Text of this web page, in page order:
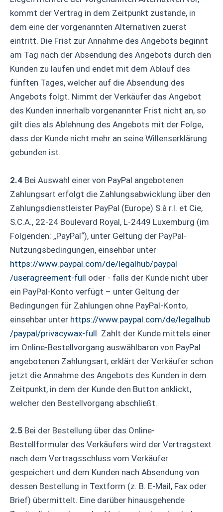
kommt der Vertrag in dem Zeitpunkt zustande, in
dem eine der vorgenannten Alternativen zuerst
eintritt. Die Frist zur Annahme des Angebots beginnt
am Tag nach der Absendung des Angebots durch den
Kunden zu laufen und endet mit dem Ablauf des
fünften Tages, welcher auf die Absendung des
Angebots folgt. Nimmt der Verkäufer das Angebot
des Kunden innerhalb vorgenannter Frist nicht an, so
gilt dies als Ablehnung des Angebots mit der Folge,
dass der Kunde nicht mehr an seine Willenserklärung
gebunden ist.
2.4 Bei Auswahl einer von PayPal angebotenen
Zahlungsart erfolgt die Zahlungsabwicklung über den
Zahlungsdienstleister PayPal (Europe) S.à r.l. et Cie,
S.C.A., 22-24 Boulevard Royal, L-2449 Luxemburg (im
Folgenden: „PayPal“), unter Geltung der PayPal-
Nutzungsbedingungen, einsehbar unter
https://www.paypal.com/de/legalhub/paypal
/useragreement-full oder - falls der Kunde nicht über
ein PayPal-Konto verfügt – unter Geltung der
Bedingungen für Zahlungen ohne PayPal-Konto,
einsehbar unter https://www.paypal.com/de/legalhub
/paypal/privacywax-full. Zahlt der Kunde mittels einer
im Online-Bestellvorgang auswählbaren von PayPal
angebotenen Zahlungsart, erklärt der Verkäufer schon
jetzt die Annahme des Angebots des Kunden in dem
Zeitpunkt, in dem der Kunde den Button anklickt,
welcher den Bestellvorgang abschließt.
2.5 Bei der Bestellung über das Online-
Bestellformular des Verkäufers wird der Vertragstext
nach dem Vertragsschluss vom Verkäufer
gespeichert und dem Kunden nach Absendung von
dessen Bestellung in Textform (z. B. E-Mail, Fax oder
Brief) übermittelt. Eine darüber hinausgehende